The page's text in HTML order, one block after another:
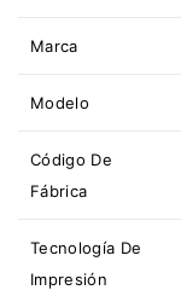
Marca
Modelo
Código De
Fábrica
Tecnología De
Impresión